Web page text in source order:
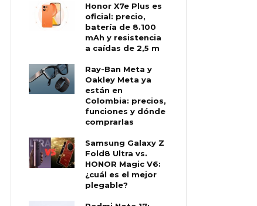
Honor X7e Plus es
oficial: precio,
batería de 8.100
mAh y resistencia
a caídas de 2,5 m
Ray-Ban Meta y
Oakley Meta ya
están en
Colombia: precios,
funciones y dónde
comprarlas
Samsung Galaxy Z
Fold8 Ultra vs.
HONOR Magic V6:
¿cuál es el mejor
plegable?